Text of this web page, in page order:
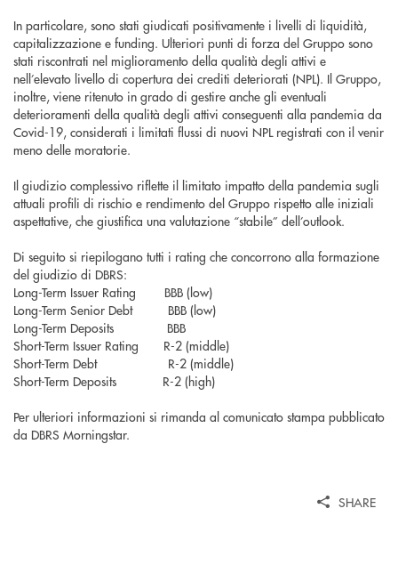
In particolare, sono stati giudicati positivamente i livelli di liquidità,
capitalizzazione e funding. Ulteriori punti di forza del Gruppo sono
stati riscontrati nel miglioramento della qualità degli attivi e
nell’elevato livello di copertura dei crediti deteriorati (NPL). Il Gruppo,
inoltre, viene ritenuto in grado di gestire anche gli eventuali
deterioramenti della qualità degli attivi conseguenti alla pandemia da
Covid-19, considerati i limitati flussi di nuovi NPL registrati con il venir
meno delle moratorie.
Il giudizio complessivo riflette il limitato impatto della pandemia sugli
attuali profili di rischio e rendimento del Gruppo rispetto alle iniziali
aspettative, che giustifica una valutazione “stabile” dell’outlook.
Di seguito si riepilogano tutti i rating che concorrono alla formazione
del giudizio di DBRS:
Long-Term Issuer Rating BBB (low)
Long-Term Senior Debt BBB (low)
Long-Term Deposits BBB
Short-Term Issuer Rating R-2 (middle)
Short-Term Debt R-2 (middle)
Short-Term Deposits R-2 (high)
Per ulteriori informazioni si rimanda al comunicato stampa pubblicato
da DBRS Morningstar.
SHARE